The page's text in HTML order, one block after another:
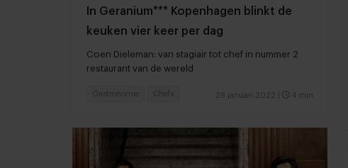
In Geranium*** Kopenhagen blinkt de
keuken vier keer per dag
Coen Dieleman: van stagiair tot chef in nummer 2
restaurant van de wereld
28 januari 2022 4 min
Gastronomie Chefs